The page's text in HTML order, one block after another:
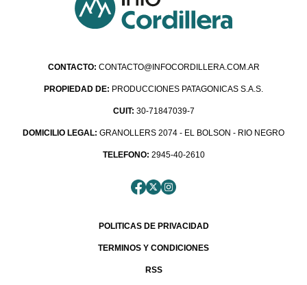
CONTACTO: CONTACTO@INFOCORDILLERA.COM.AR
PROPIEDAD DE: PRODUCCIONES PATAGONICAS S.A.S.
CUIT: 30-71847039-7
DOMICILIO LEGAL: GRANOLLERS 2074 - EL BOLSON - RIO NEGRO
TELEFONO: 2945-40-2610
POLITICAS DE PRIVACIDAD
TERMINOS Y CONDICIONES
RSS